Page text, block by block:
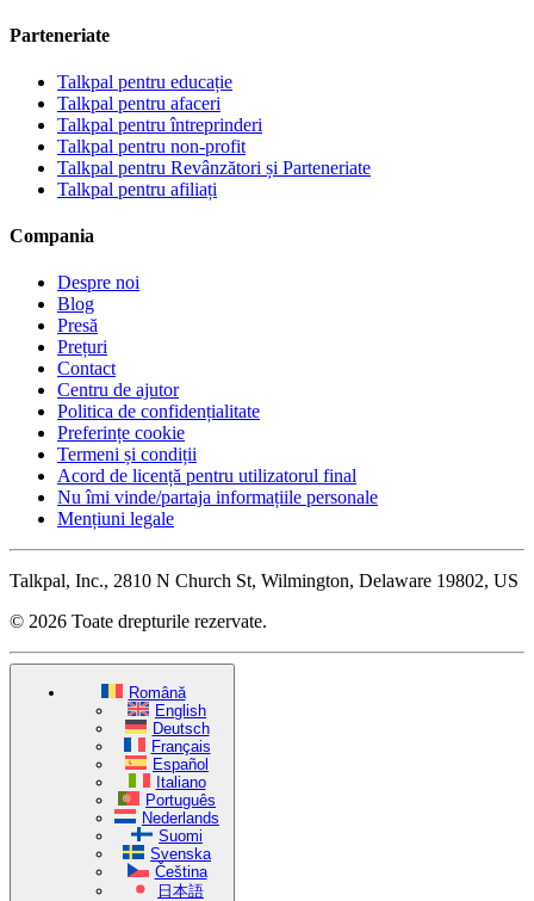
Parteneriate
Talkpal pentru educație
Talkpal pentru afaceri
Talkpal pentru întreprinderi
Talkpal pentru non-profit
Talkpal pentru Revânzători și Parteneriate
Talkpal pentru afiliați
Compania
Despre noi
Blog
Presă
Prețuri
Contact
Centru de ajutor
Politica de confidențialitate
Preferințe cookie
Termeni și condiții
Acord de licență pentru utilizatorul final
Nu îmi vinde/partaja informațiile personale
Mențiuni legale
Talkpal, Inc., 2810 N Church St, Wilmington, Delaware 19802, US
© 2026 Toate drepturile rezervate.
Română
English
Deutsch
Français
Español
Italiano
Português
Nederlands
Suomi
Svenska
Čeština
日本語